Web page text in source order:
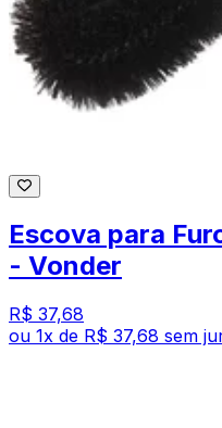
Escova para
- Vonder
R$ 37,68
ou 1x de R$ 37,68 sem